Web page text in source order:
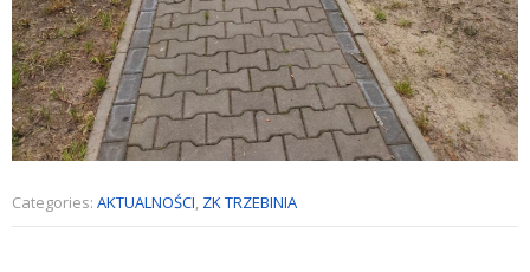
Categories: AKTUALNOŚCI, ZK TRZEBINIA